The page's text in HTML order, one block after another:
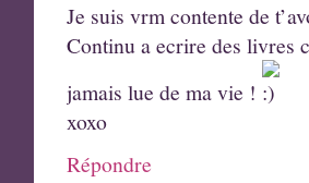
Je suis vrm contente de
Continu a ecrire des livres
jamais lue de ma vie !
xoxo
Répondre